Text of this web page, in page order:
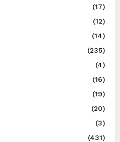
(17)
(12)
(14)
(235)
(4)
(16)
(19)
(20)
(3)
(431)